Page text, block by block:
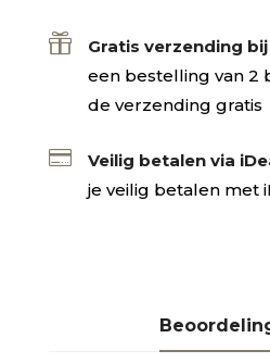
 Gratis verzending
een bestelling van 2
de verzending gratis
 Veilig betalen via
je veilig betalen met